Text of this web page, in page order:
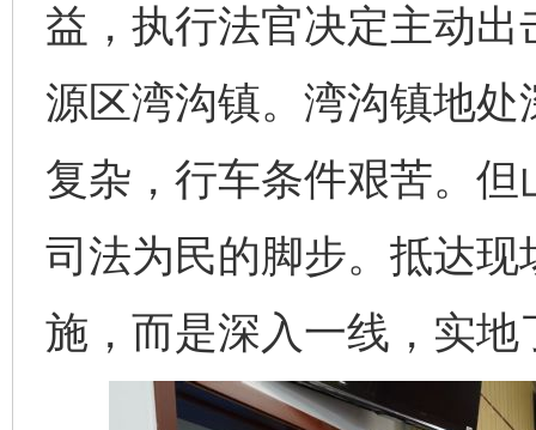
益，执行法官决定主动
源区湾沟镇。湾沟镇地
复杂，行车条件艰苦。
司法为民的脚步。抵达
施，而是深入一线，实